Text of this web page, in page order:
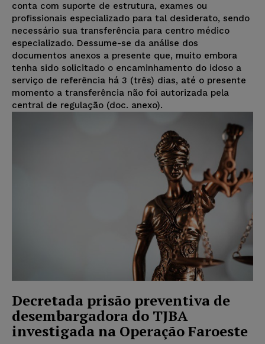
conta com suporte de estrutura, exames ou
profissionais especializado para tal desiderato, sendo
necessário sua transferência para centro médico
especializado. Dessume-se da análise dos
documentos anexos a presente que, muito embora
tenha sido solicitado o encaminhamento do idoso a
serviço de referência há 3 (três) dias, até o presente
momento a transferência não foi autorizada pela
central de regulação (doc. anexo).
Decretada prisão preventiva de
desembargadora do TJBA
investigada na Operação Faroeste